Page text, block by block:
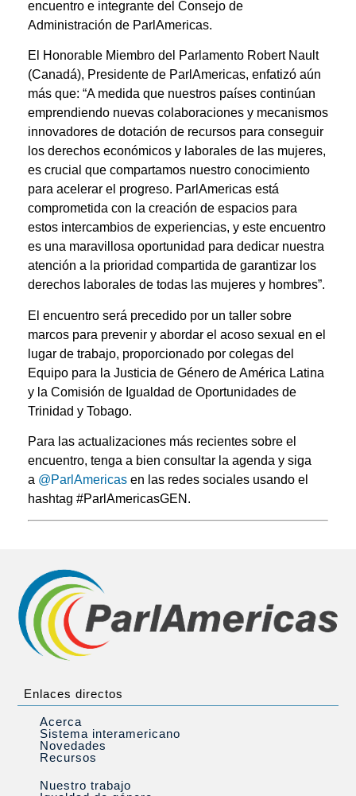
encuentro e integrante del Consejo de
Administración de ParlAmericas.
El Honorable Miembro del Parlamento Robert Nault
(Canadá), Presidente de ParlAmericas, enfatizó aún
más que: “A medida que nuestros países continúan
emprendiendo nuevas colaboraciones y mecanismos
innovadores de dotación de recursos para conseguir
los derechos económicos y laborales de las mujeres,
es crucial que compartamos nuestro conocimiento
para acelerar el progreso. ParlAmericas está
comprometida con la creación de espacios para
estos intercambios de experiencias, y este encuentro
es una maravillosa oportunidad para dedicar nuestra
atención a la prioridad compartida de garantizar los
derechos laborales de todas las mujeres y hombres”.
El encuentro será precedido por un taller sobre
marcos para prevenir y abordar el acoso sexual en el
lugar de trabajo, proporcionado por colegas del
Equipo para la Justicia de Género de América Latina
y la Comisión de Igualdad de Oportunidades de
Trinidad y Tobago.
Para las actualizaciones más recientes sobre el
encuentro, tenga a bien consultar la agenda y siga
a @ParlAmericas en las redes sociales usando el
hashtag #ParlAmericasGEN.
Enlaces directos
Acerca
Sistema interamericano
Novedades
Recursos
Nuestro trabajo